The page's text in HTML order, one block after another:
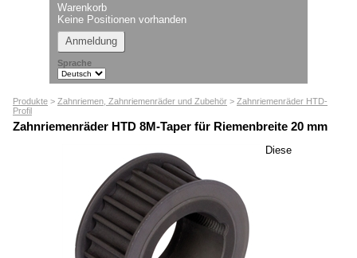
Standorte
Downloads
Kataloganforderung
Messetermine
► Videos
Warenkorb
Keine Positionen vorhanden
Anmeldung
Sprache
Produkte > Zahnriemen, Zahnriemenräder und Zubehör > Zahnriemenräder HTD-
Profil
Zahnriemenräder HTD 8M-Taper für Riemenbreite 20 mm
Diese